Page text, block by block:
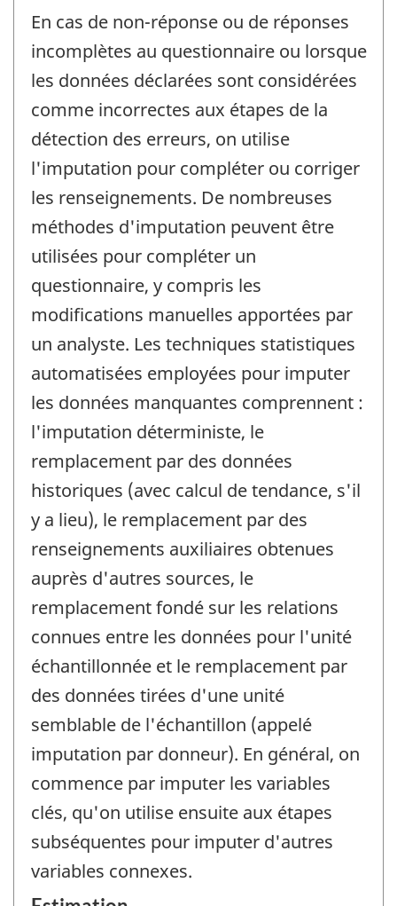
En cas de non-réponse ou de réponses
incomplètes au questionnaire ou lorsque
les données déclarées sont considérées
comme incorrectes aux étapes de la
détection des erreurs, on utilise
l'imputation pour compléter ou corriger
les renseignements. De nombreuses
méthodes d'imputation peuvent être
utilisées pour compléter un
questionnaire, y compris les
modifications manuelles apportées par
un analyste. Les techniques statistiques
automatisées employées pour imputer
les données manquantes comprennent :
l'imputation déterministe, le
remplacement par des données
historiques (avec calcul de tendance, s'il
y a lieu), le remplacement par des
renseignements auxiliaires obtenues
auprès d'autres sources, le
remplacement fondé sur les relations
connues entre les données pour l'unité
échantillonnée et le remplacement par
des données tirées d'une unité
semblable de l'échantillon (appelé
imputation par donneur). En général, on
commence par imputer les variables
clés, qu'on utilise ensuite aux étapes
subséquentes pour imputer d'autres
variables connexes.